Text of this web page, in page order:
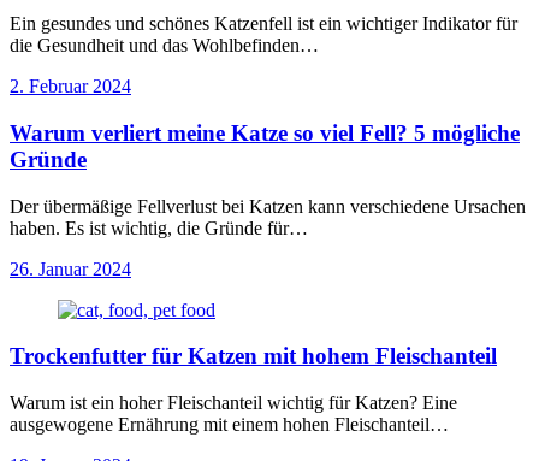
Ein gesundes und schönes Katzenfell ist ein wichtiger Indikator für
die Gesundheit und das Wohlbefinden…
2. Februar 2024
Warum verliert meine Katze so viel Fell? 5 mögliche
Gründe
Der übermäßige Fellverlust bei Katzen kann verschiedene Ursachen
haben. Es ist wichtig, die Gründe für…
26. Januar 2024
Trockenfutter für Katzen mit hohem Fleischanteil
Warum ist ein hoher Fleischanteil wichtig für Katzen? Eine
ausgewogene Ernährung mit einem hohen Fleischanteil…